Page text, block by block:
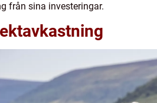
från sina investeringar.